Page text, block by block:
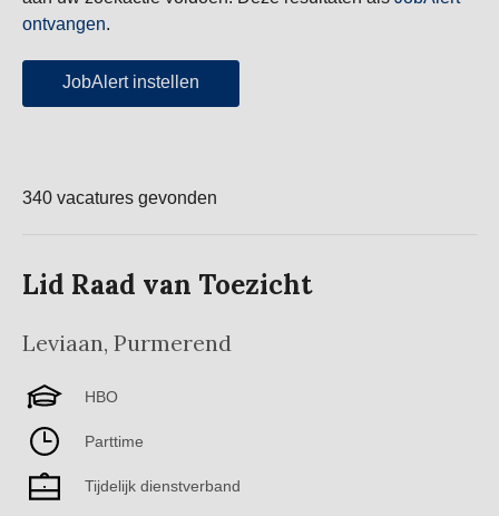
ontvangen.
JobAlert instellen
340 vacatures gevonden
Lid Raad van Toezicht
Leviaan, Purmerend
HBO
Parttime
Tijdelijk dienstverband